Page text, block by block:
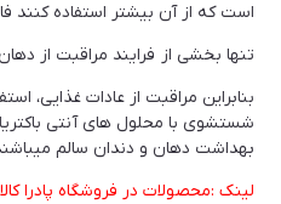
است که از آن بیشتر استفاده کنند
تنها بخشی از فرایند مراقبت از
بنابراین مراقبت از عادات غذایی،
شستشوی با محلول های آنتی
بهداشت دهان و دندان سالم
لینک :محصولات در فروشگاه پادرا کالا